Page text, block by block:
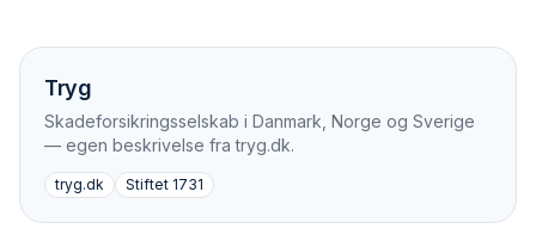
Tryg
Skadeforsikringsselskab i Danmark, Norge og Sverige
— egen beskrivelse fra tryg.dk.
tryg.dk Stiftet 1731